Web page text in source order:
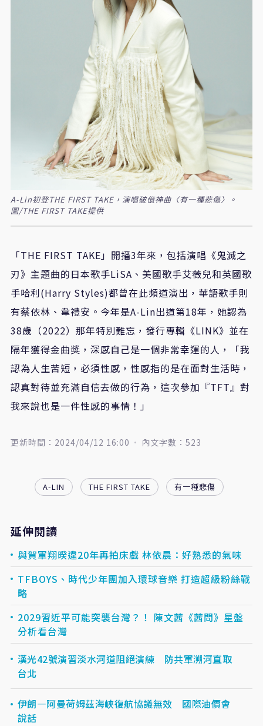
A-Lin初登THE FIRST TAKE，演唱破億神曲〈有一種悲傷〉。
圖/THE FIRST TAKE提供
「THE FIRST TAKE」開播3年來，包括演唱《鬼滅之
刃》主題曲的日本歌手LiSA、美國歌手艾薇兒和英國歌
手哈利(Harry Styles)都曾在此頻道演出，華語歌手則
有蔡依林、韋禮安。今年是A-Lin出道第18年，她認為
38歲（2022）那年特別難忘，發行專輯《LINK》並在
隔年獲得金曲獎，深感自己是一個非常幸運的人，「我
認為人生苦短，必須性感，性感指的是在面對生活時，
認真對待並充滿自信去做的行為，這次參加『TFT』對
我來說也是一件性感的事情！」
更新時間：2024/04/12 16:00 內文字數：523
A-LIN THE FIRST TAKE 有一種悲傷
延伸閱讀
與賀軍翔暌違20年再拍床戲 林依晨：好熟悉的氣味
TFBOYS、時代少年團加入環球音樂 打造超級粉絲戰
略
2029習近平可能突襲台灣？！ 陳文茜《茜問》星盤
分析看台灣
漢光42號演習淡水河道阻絕演練 防共軍溯河直取
台北
伊朗—阿曼荷姆茲海峽復航協議無效 國際油價會
說話